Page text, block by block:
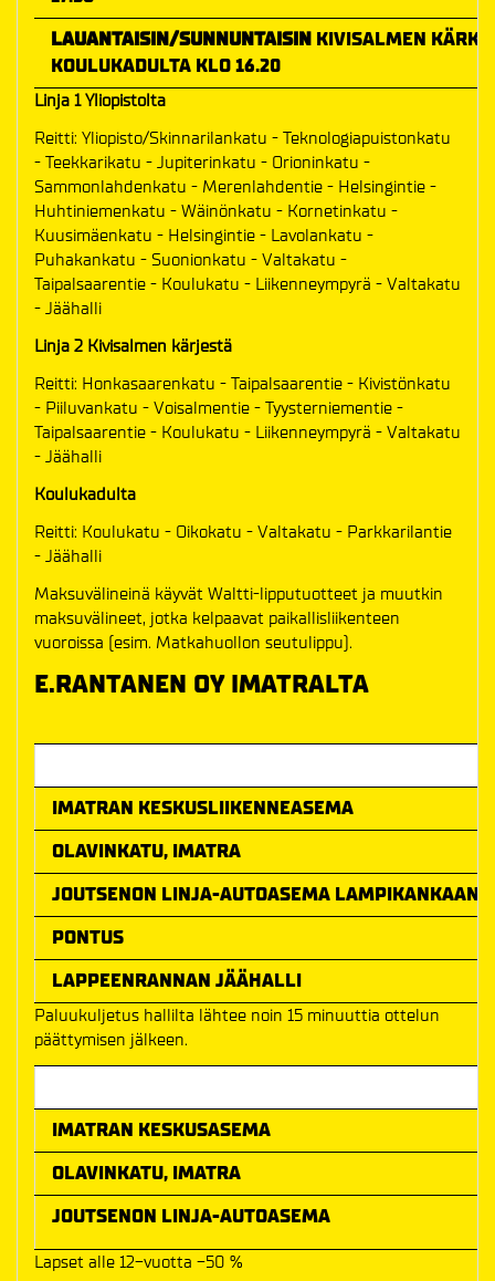
LAUANTAISIN/SUNNUNTAISIN KIVISALMEN KÄRKI
KOULUKADULTA KLO 16.20
Linja 1 Yliopistolta
Reitti: Yliopisto/Skinnarilankatu - Teknologiapuistonkatu
- Teekkarikatu - Jupiterinkatu - Orioninkatu -
Sammonlahdenkatu - Merenlahdentie - Helsingintie -
Huhtiniemenkatu - Wäinönkatu - Kornetinkatu -
Kuusimäenkatu - Helsingintie - Lavolankatu -
Puhakankatu - Suonionkatu - Valtakatu -
Taipalsaarentie - Koulukatu - Liikenneympyrä - Valtakatu
- Jäähalli
Linja 2 Kivisalmen kärjestä
Reitti: Honkasaarenkatu - Taipalsaarentie - Kivistönkatu
- Piiluvankatu - Voisalmentie - Tyysterniementie -
Taipalsaarentie - Koulukatu - Liikenneympyrä - Valtakatu
- Jäähalli
Koulukadulta
Reitti: Koulukatu - Oikokatu - Valtakatu - Parkkarilantie
- Jäähalli
Maksuvälineinä käyvät Waltti-lipputuotteet ja muutkin
maksuvälineet, jotka kelpaavat paikallisliikenteen
vuoroissa (esim. Matkahuollon seutulippu).
E.RANTANEN OY IMATRALTA
IMATRAN KESKUSLIIKENNEASEMA
OLAVINKATU, IMATRA
JOUTSENON LINJA-AUTOASEMA LAMPIKANKAAN
PONTUS
LAPPEENRANNAN JÄÄHALLI
Paluukuljetus hallilta lähtee noin 15 minuuttia ottelun
päättymisen jälkeen.
IMATRAN KESKUSASEMA
OLAVINKATU, IMATRA
JOUTSENON LINJA-AUTOASEMA
Lapset alle 12-vuotta -50 %